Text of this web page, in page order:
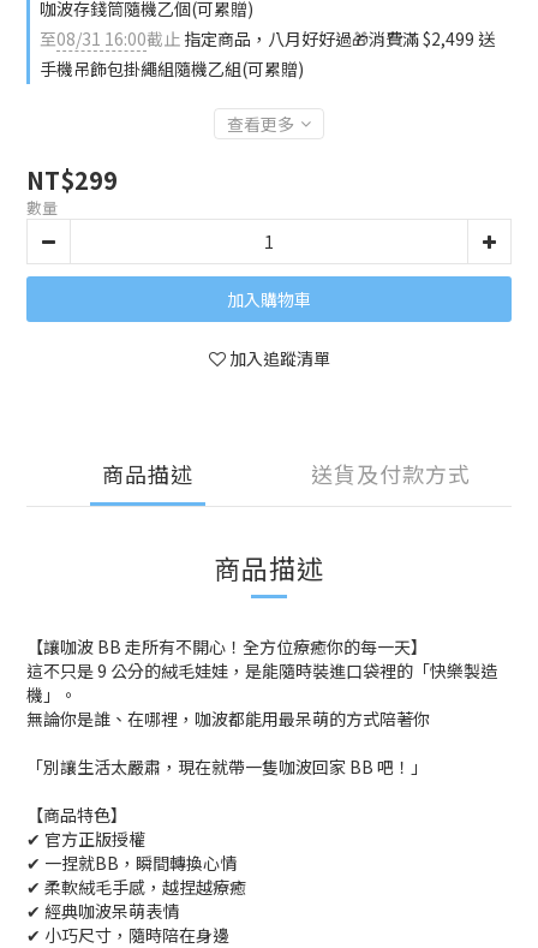
咖波存錢筒隨機乙個(可累贈)
至08/31 16:00截止 指定商品，八月好好過🎁消費滿 $2,499 送
手機吊飾包掛繩組隨機乙組(可累贈)
查看更多
NT$299
數量
加入購物車
加入追蹤清單
商品描述 送貨及付款方式
商品描述
【讓咖波 BB 走所有不開心！全方位療癒你的每一天】
這不只是 9 公分的絨毛娃娃，是能隨時裝進口袋裡的「快樂製造
機」。
無論你是誰、在哪裡，咖波都能用最呆萌的方式陪著你
「別讓生活太嚴肅，現在就帶一隻咖波回家 BB 吧！」
【商品特色】
✔ 官方正版授權
✔ 一捏就BB，瞬間轉換心情
✔ 柔軟絨毛手感，越捏越療癒
✔ 經典咖波呆萌表情
✔ 小巧尺寸，隨時陪在身邊